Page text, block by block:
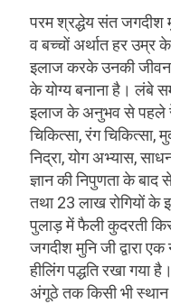
परम श्रद्धेय संत जगदीश
व बच्चों अर्थात हर उम्र
इलाज करके उनकी जीवन
के योग्य बनाना है। लंबे
इलाज के अनुभव से पहले
चिकित्सा, रंग चिकित्सा,
निद्रा, योग अभ्यास,
ज्ञान की निपुणता के
तथा 23 लाख रोगियों
पुलाड़ में फैली कुदरती
जगदीश मुनि जी द्वारा
हीलिंग पद्धति रखा
अंगूठे तक किसी भी स्थान